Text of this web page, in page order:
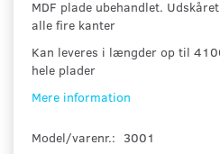
MDF plade ubehandlet.
alle fire kanter
Kan leveres i længder op til
hele plader
Mere information
Model/varenr.: 3001